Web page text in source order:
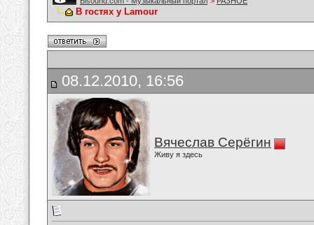
В гостях у Lamour
08.12.2010, 16:56
Вячеслав Серёгин
Живу я здесь